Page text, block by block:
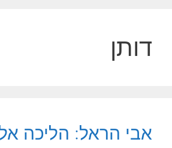
דותן
אבי הראל: הליכה